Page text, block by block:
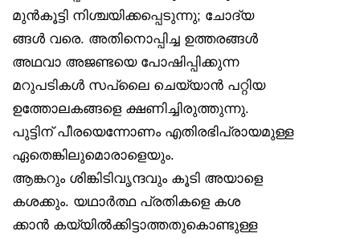
മുൻകൂട്ടി നിശ്ചയിക്കപ്പെടുന്നു; ചോദ്യ
ങ്ങൾ വരെ. അതിനൊപ്പിച്ച ഉത്തരങ്ങൾ
അഥവാ അജണ്ടയെ പോഷിപ്പിക്കുന്ന
മറുപടികൾ സപ്ലൈ ചെയ്യാൻ പറ്റിയ
ഉത്തോലകങ്ങളെ ക്ഷണിച്ചിരുത്തുന്നു.
പുട്ടിന് പീരയെന്നോണം എതിരഭിപ്രായമുള്ള
ഏതെങ്കിലുമൊരാളെയും.
ആങ്കറും ശിങ്കിടിവൃന്ദവും കൂടി അയാളെ
കശക്കും. യഥാർത്ഥ പ്രതികളെ കശ
ക്കാൻ കയ്യിൽക്കിട്ടാത്തതുകൊണ്ടുള്ള